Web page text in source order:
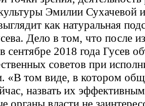
Эмилии Сухачевой
как натуральная
Дело в том, что после
сентябре 2018 года Гусев
советов при
«В том виде, в котором
назвать их